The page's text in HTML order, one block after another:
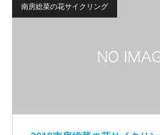
南房総菜の花サイクリング